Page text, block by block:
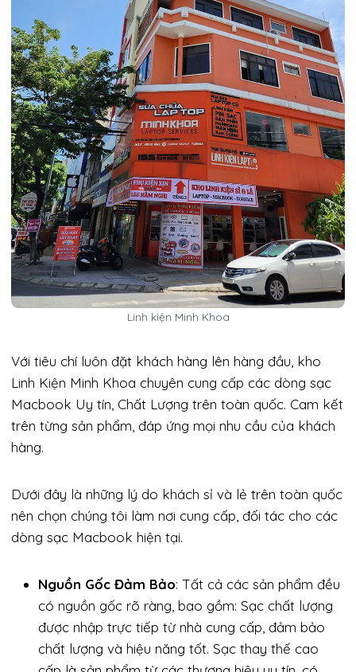
Linh kiện Minh Khoa
Với tiêu chí luôn đặt khách hàng lên hàng đầu, kho
Linh Kiện Minh Khoa chuyên cung cấp các dòng sạc
Macbook Uy tín, Chất Lượng trên toàn quốc. Cam kết
trên từng sản phẩm, đáp ứng mọi nhu cầu của khách
hàng.
Dưới đây là những lý do khách sỉ và lẻ trên toàn quốc
nên chọn chúng tôi làm nơi cung cấp, đối tác cho các
dòng sạc Macbook hiện tại.
Nguồn Gốc Đảm Bảo: Tất cả các sản phẩm đều
có nguồn gốc rõ ràng, bao gồm: Sạc chất lượng
được nhập trực tiếp từ nhà cung cấp, đảm bảo
chất lượng và hiệu năng tốt. Sạc thay thế cao